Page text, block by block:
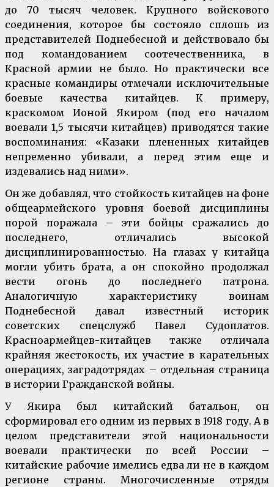
до 70 тысяч человек. Крупного войскового
соединения, которое бы состояло сплошь из
представителей Поднебесной и действовало бы
под командованием соотечественника, в
Красной армии не было. Но практически все
красные командиры отмечали исключительные
боевые качества китайцев. К примеру,
краскомом Ионой Якиром (под его началом
воевали 1,5 тысячи китайцев) приводятся такие
воспоминания: «Казаки плененных китайцев
непременно убивали, а перед этим еще и
издевались над ними».
Он же добавлял, что стойкость китайцев на фоне
общеармейского уровня боевой дисциплины
порой поражала – эти бойцы сражались до
последнего, отличались высокой
дисциплинированностью. На глазах у китайца
могли убить брата, а он спокойно продолжал
вести огонь до последнего патрона.
Аналогичную характеристику воинам
Поднебесной давал известный историк
советских спецслужб Павел Судоплатов.
Красноармейцев-китайцев также отличала
крайняя жестокость, их участие в карательных
операциях, заградотрядах – отдельная страница
в истории Гражданской войны.
У Якира был китайский батальон, он
сформировал его одним из первых в 1918 году. А в
целом представители этой национальности
воевали практически по всей России –
китайские рабочие имелись едва ли не в каждом
регионе страны. Многочисленные отряды